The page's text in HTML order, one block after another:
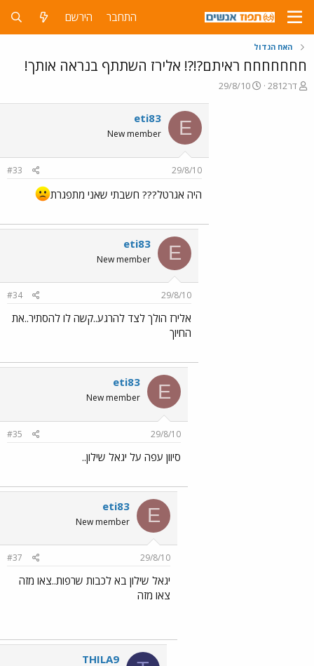
התחבר הירשם
האח הגדול
חחחחחחח ראיתם?!?! אלירז השתתף בנראה אותך!
פ
דר2812
פ
29/8/10
E
eti83
New member
29/8/10
#33
היה אגרטל??? חשבתי שאני מתפגרת
E
eti83
New member
29/8/10
#34
אלירז הולך לצד להרגע..קשה לו להסתיר..את
החיוך
E
eti83
New member
29/8/10
#35
סיוון עפה על יגאל שילון..
E
eti83
New member
29/8/10
#37
יגאל שילון בא לכבות שרפות..צאו מזה
צאו מזה
THILA9